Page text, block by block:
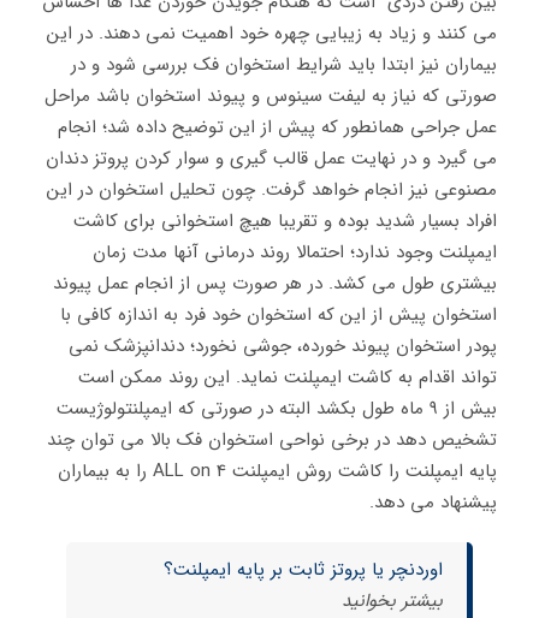
می کنند و زیاد به زیبایی چهره خود اهمیت نمی دهند. در این
بیماران نیز ابتدا باید شرایط استخوان فک بررسی شود و در
صورتی که نیاز به لیفت سینوس و پیوند استخوان باشد مراحل
عمل جراحی همانطور که پیش از این توضیح داده شد؛ انجام
می گیرد و در نهایت عمل قالب گیری و سوار کردن پروتز دندان
مصنوعی نیز انجام خواهد گرفت. چون تحلیل استخوان در این
افراد بسیار شدید بوده و تقریبا هیچ استخوانی برای کاشت
ایمپلنت وجود ندارد؛ احتمالا روند درمانی آنها مدت زمان
بیشتری طول می کشد. در هر صورت پس از انجام عمل پیوند
استخوان پیش از این که استخوان خود فرد به اندازه کافی با
پودر استخوان پیوند خورده، جوشی نخورد؛ دندانپزشک نمی
تواند اقدام به کاشت ایمپلنت نماید. این روند ممکن است
بیش از ۹ ماه طول بکشد البته در صورتی که ایمپلنتولوژیست
تشخیص دهد در برخی نواحی استخوان فک بالا می توان چند
پایه ایمپلنت را کاشت روش ایمپلنت ALL on 4 را به بیماران
پیشنهاد می دهد.
اوردنچر یا پروتز ثابت بر پایه ایمپلنت؟
بیشتر بخوانید